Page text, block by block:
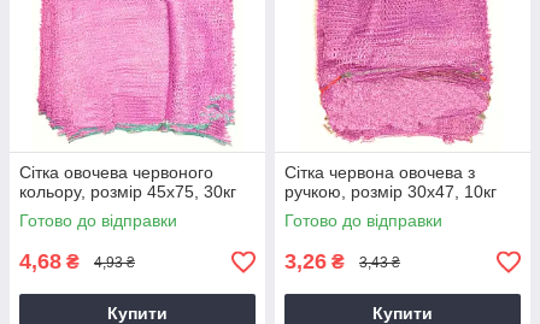
Сітка овочева червоного
кольору, розмір 45х75, 30кг
Готово до відправки
4,68 ₴ 4,93 ₴
Купити
Сітка червона овочева з
ручкою, розмір 30х47, 10кг
Готово до відправки
3,26 ₴ 3,43 ₴
Купити